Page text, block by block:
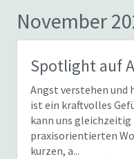
November
Spotlight auf
Angst verstehen und
ist ein kraftvolles
kann uns
praxisorientierten
kurzen, a...